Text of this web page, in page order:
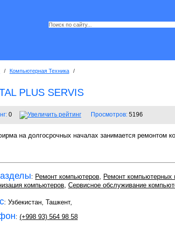
/ Компьютерная Техника /
PLUS SERVIS
0 Просмотров: 5196
на долгосрочных началах занимается ремонтом
: Ремонт компьютеров, Ремонт
компьютеров, Сервисное обслуживание
: Узбекистан, Ташкент,
: (+998 93) 564 98 58